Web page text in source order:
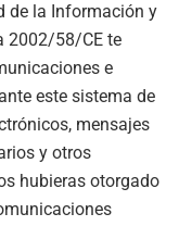
de la Información y
2002/58/CE te
e
este sistema de
mensajes
y otros
hubieras otorgado